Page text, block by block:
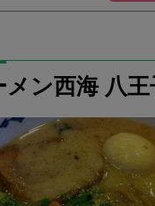
メン西海 八